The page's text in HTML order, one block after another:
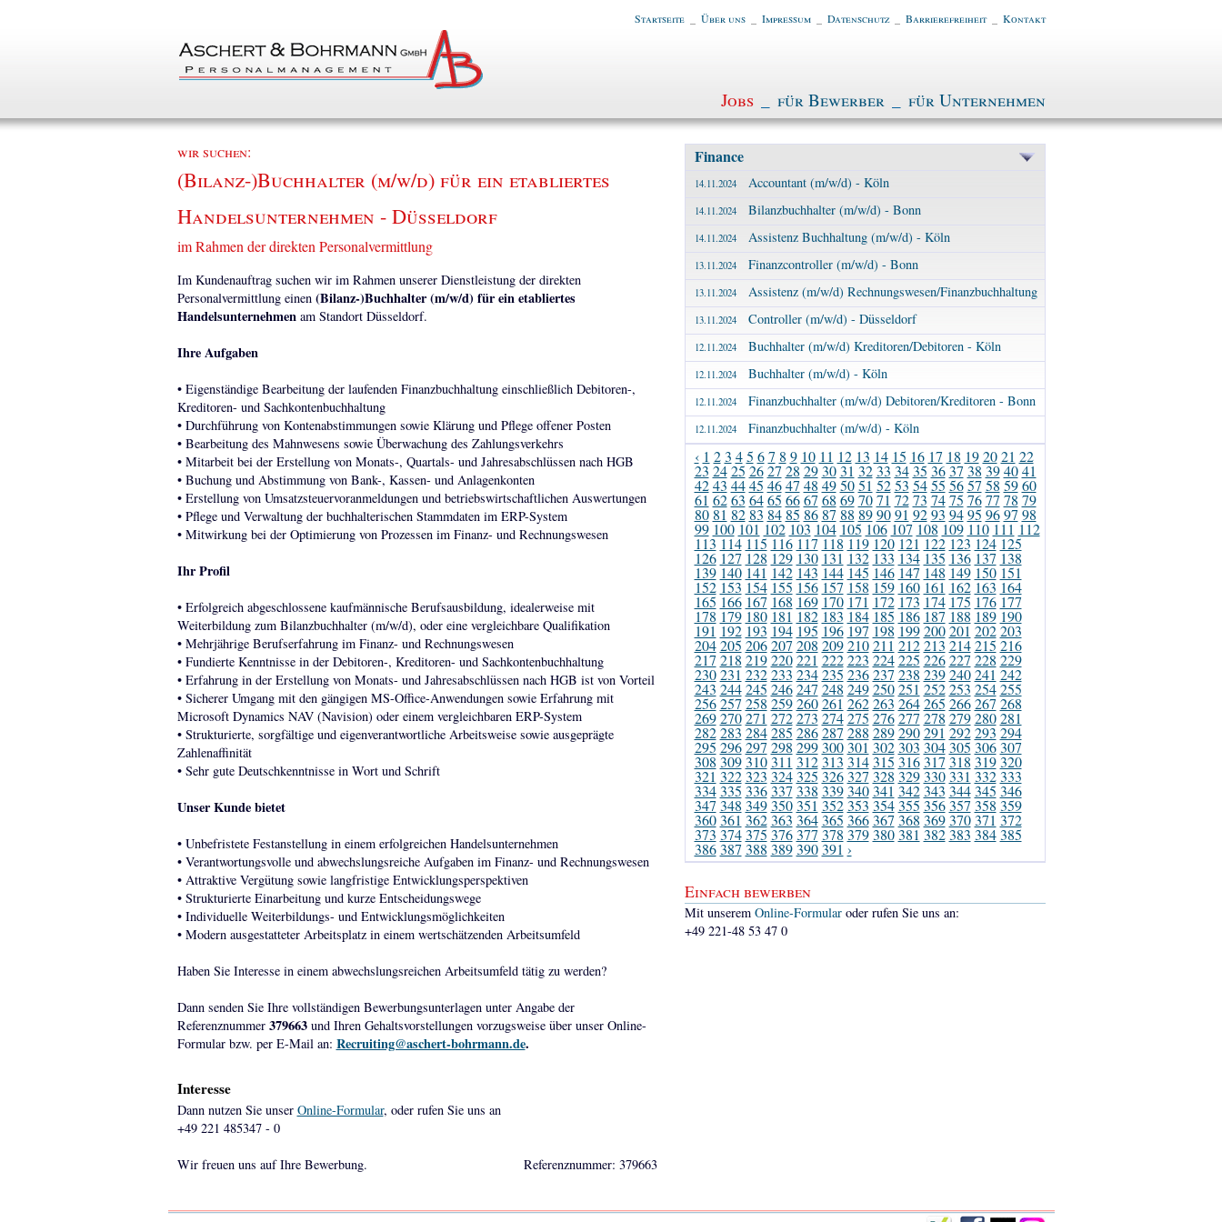
Startseite Über uns Impressum Datenschutz Barrierefreiheit Kontakt
Jobs für Bewerber für Unternehmen
wir suchen:
(Bilanz-)Buchhalter (m/w/d) für ein etabliertes
Handelsunternehmen - Düsseldorf
im Rahmen der direkten Personalvermittlung
Im Kundenauftrag suchen wir im Rahmen unserer Dienstleistung der direkten
Personalvermittlung einen (Bilanz-)Buchhalter (m/w/d) für ein etabliertes
Handelsunternehmenam Standort Düsseldorf.
Ihre Aufgaben
• Eigenständige Bearbeitung der laufenden Finanzbuchhaltung einschließlich Debitoren-,
Kreditoren- und Sachkontenbuchhaltung
• Durchführung von Kontenabstimmungen sowie Klärung und Pflege offener Posten
• Bearbeitung des Mahnwesens sowie Überwachung des Zahlungsverkehrs
• Mitarbeit bei der Erstellung von Monats-, Quartals- und Jahresabschlüssen nach HGB
• Buchung und Abstimmung von Bank-, Kassen- und Anlagenkonten
• Erstellung von Umsatzsteuervoranmeldungen und betriebswirtschaftlichen Auswertungen
• Pflege und Verwaltung der buchhalterischen Stammdaten im ERP-System
• Mitwirkung bei der Optimierung von Prozessen im Finanz- und Rechnungswesen
Ihr Profil
• Erfolgreich abgeschlossene kaufmännische Berufsausbildung, idealerweise mit
Weiterbildung zum Bilanzbuchhalter (m/w/d), oder eine vergleichbare Qualifikation
• Mehrjährige Berufserfahrung im Finanz- und Rechnungswesen
• Fundierte Kenntnisse in der Debitoren-, Kreditoren- und Sachkontenbuchhaltung
• Erfahrung in der Erstellung von Monats- und Jahresabschlüssen nach HGB ist von Vorteil
• Sicherer Umgang mit den gängigen MS-Office-Anwendungen sowie Erfahrung mit
Microsoft Dynamics NAV (Navision) oder einem vergleichbaren ERP-System
• Strukturierte, sorgfältige und eigenverantwortliche Arbeitsweise sowie ausgeprägte
Zahlenaffinität
• Sehr gute Deutschkenntnisse in Wort und Schrift
Unser Kunde bietet
• Unbefristete Festanstellung in einem erfolgreichen Handelsunternehmen
• Verantwortungsvolle und abwechslungsreiche Aufgaben im Finanz- und Rechnungswesen
• Attraktive Vergütung sowie langfristige Entwicklungsperspektiven
• Strukturierte Einarbeitung und kurze Entscheidungswege
• Individuelle Weiterbildungs- und Entwicklungsmöglichkeiten
• Modern ausgestatteter Arbeitsplatz in einem wertschätzenden Arbeitsumfeld
Haben Sie Interesse in einem abwechslungsreichen Arbeitsumfeld tätig zu werden?
Dann senden Sie Ihre vollständigen Bewerbungsunterlagen unter Angabe der
Referenznummer 379663und Ihren Gehaltsvorstellungen vorzugsweise über unser Online-
Formular bzw. per E-Mail an: Recruiting@aschert-bohrmann.de.
Interesse
Dann nutzen Sie unser Online-Formular, oder rufen Sie uns an
+49 221 485347 - 0
Wir freuen uns auf Ihre Bewerbung. Referenznummer: 379663
Finance
14.11.2024 Accountant (m/w/d) - Köln
14.11.2024 Bilanzbuchhalter (m/w/d) - Bonn
14.11.2024 Assistenz Buchhaltung (m/w/d) - Köln
13.11.2024 Finanzcontroller (m/w/d) - Bonn
13.11.2024 Assistenz (m/w/d) Rechnungswesen/Finanzbuchhaltung
13.11.2024 Controller (m/w/d) - Düsseldorf
12.11.2024 Buchhalter (m/w/d) Kreditoren/Debitoren - Köln
12.11.2024 Buchhalter (m/w/d) - Köln
12.11.2024 Finanzbuchhalter (m/w/d) Debitoren/Kreditoren - Bonn
12.11.2024 Finanzbuchhalter (m/w/d) - Köln
‹ 1 2 3 4 5 6 7 8 9 10 11 12 13 14 15 16 17 18 19 20 21 22
23 24 25 26 27 28 29 30 31 32 33 34 35 36 37 38 39 40 41
42 43 44 45 46 47 48 49 50 51 52 53 54 55 56 57 58 59 60
61 62 63 64 65 66 67 68 69 70 71 72 73 74 75 76 77 78 79
80 81 82 83 84 85 86 87 88 89 90 91 92 93 94 95 96 97 98
99 100 101 102 103 104 105 106 107 108 109 110 111 112
113 114 115 116 117 118 119 120 121 122 123 124 125
126 127 128 129 130 131 132 133 134 135 136 137 138
139 140 141 142 143 144 145 146 147 148 149 150 151
152 153 154 155 156 157 158 159 160 161 162 163 164
165 166 167 168 169 170 171 172 173 174 175 176 177
178 179 180 181 182 183 184 185 186 187 188 189 190
191 192 193 194 195 196 197 198 199 200 201 202 203
204 205 206 207 208 209 210 211 212 213 214 215 216
217 218 219 220 221 222 223 224 225 226 227 228 229
230 231 232 233 234 235 236 237 238 239 240 241 242
243 244 245 246 247 248 249 250 251 252 253 254 255
256 257 258 259 260 261 262 263 264 265 266 267 268
269 270 271 272 273 274 275 276 277 278 279 280 281
282 283 284 285 286 287 288 289 290 291 292 293 294
295 296 297 298 299 300 301 302 303 304 305 306 307
308 309 310 311 312 313 314 315 316 317 318 319 320
321 322 323 324 325 326 327 328 329 330 331 332 333
334 335 336 337 338 339 340 341 342 343 344 345 346
347 348 349 350 351 352 353 354 355 356 357 358 359
360 361 362 363 364 365 366 367 368 369 370 371 372
373 374 375 376 377 378 379 380 381 382 383 384 385
386 387 388 389 390 391 ›
Einfach bewerben
Mit unserem Online-Formularoder rufen Sie uns an:
+49 221-48 53 47 0